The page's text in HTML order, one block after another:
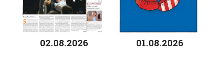
02.08.2026 01.08.2026